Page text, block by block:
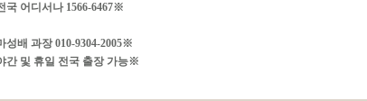
국 어디서나 1566-6467※
성배 과장 010-9304-2005※
간 및 휴일 전국 출장 가능※